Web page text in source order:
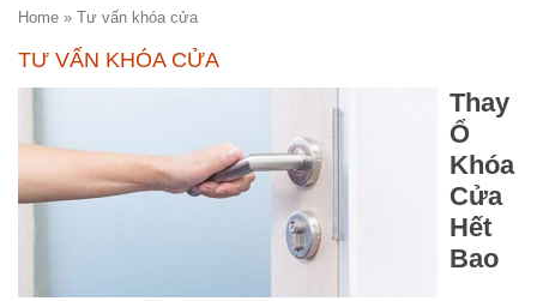
Home » Tư vấn khóa cửa
TƯ VẤN KHÓA CỬA
Thay
Ổ
Khóa
Cửa
Hết
Bao